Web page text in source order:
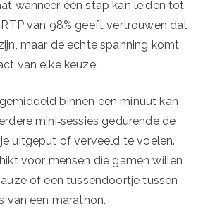
wanneer één stap kan leiden tot
van 98% geeft vertrouwen dat
maar de echte spanning komt
van elke keuze.
binnen een minuut kan
mini‑sessies gedurende de
uitgeput of verveeld te voelen.
voor mensen die gamen willen
of een tussendoortje tussen
van een marathon.